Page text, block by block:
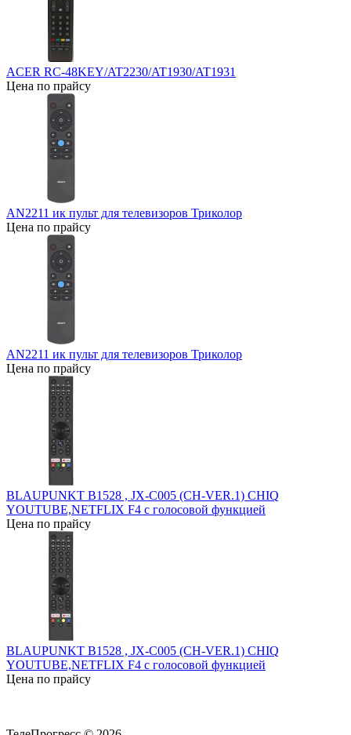
ACER RC-48KEY/AT2230/AT1930/AT1931
Цена по прайсу
AN2211 ик пульт для телевизоров Триколор
Цена по прайсу
AN2211 ик пульт для телевизоров Триколор
Цена по прайсу
BLAUPUNKT B1528 , JX-C005 (CH-VER.1) CHIQ
YOUTUBE,NETFLIX F4 с голосовой функцией
Цена по прайсу
BLAUPUNKT B1528 , JX-C005 (CH-VER.1) CHIQ
YOUTUBE,NETFLIX F4 с голосовой функцией
Цена по прайсу